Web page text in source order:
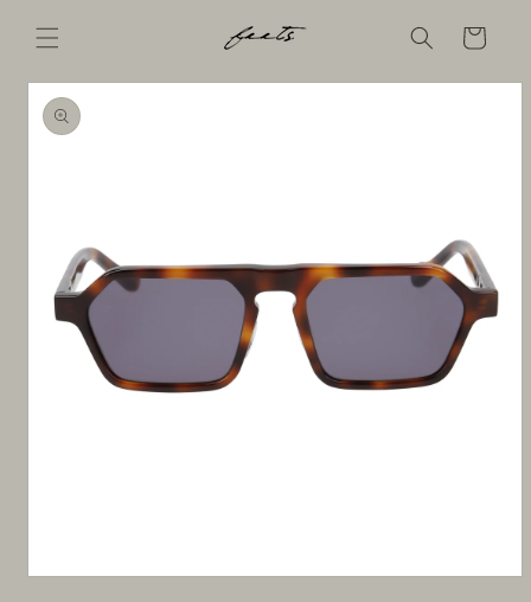
ンツに
進む
Cart
商品情
報にス
キップ